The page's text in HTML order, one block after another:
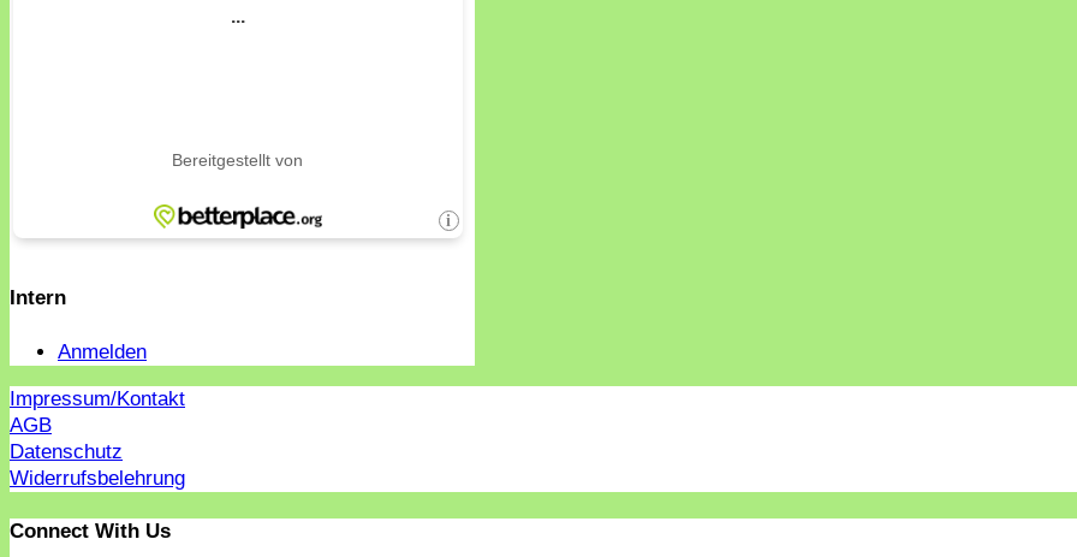
Intern
Anmelden
Impressum/Kontakt
AGB
Datenschutz
Widerrufsbelehrung
Connect With Us